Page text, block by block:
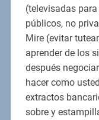
(televisadas
públicos, no
Mire (evitar
aprender de los
después
hacer como
extractos
sobre y